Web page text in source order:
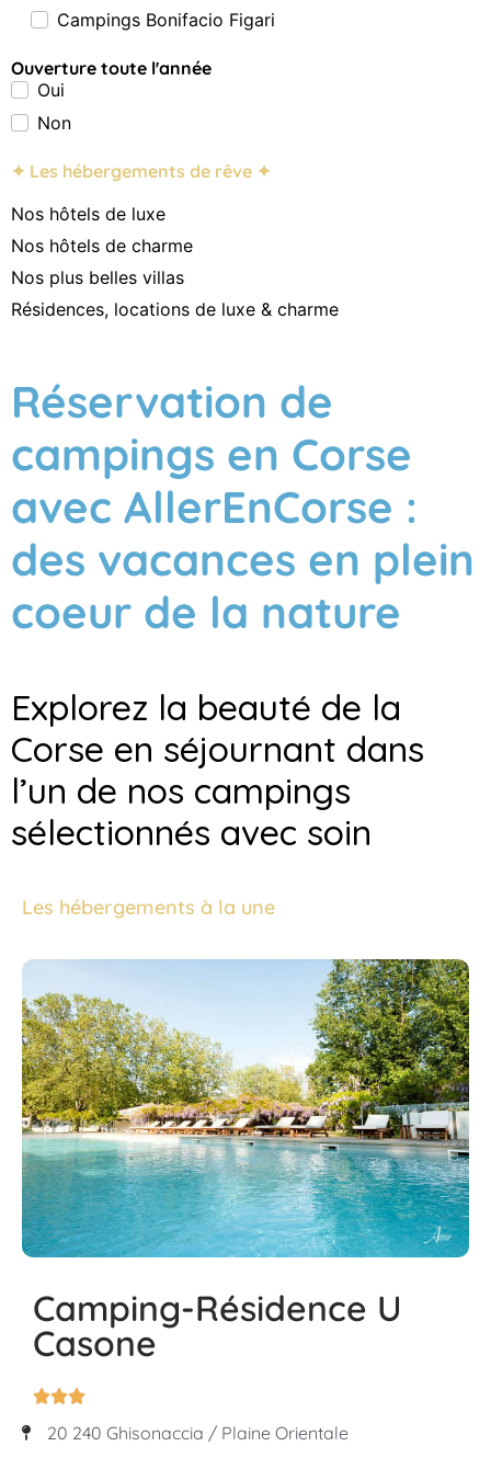
Campings Bonifacio Figari
Ouverture toute l'année
Oui
Non
✦ Les hébergements de rêve ✦
Nos hôtels de luxe
Nos hôtels de charme
Nos plus belles villas
Résidences, locations de luxe & charme
Réservation de
campings en Corse
avec AllerEnCorse :
des vacances en plein
coeur de la nature
Explorez la beauté de la
Corse en séjournant dans
l’un de nos campings
sélectionnés avec soin
Les hébergements à la une
Camping-Résidence U
Casone

20 240 Ghisonaccia / Plaine Orientale